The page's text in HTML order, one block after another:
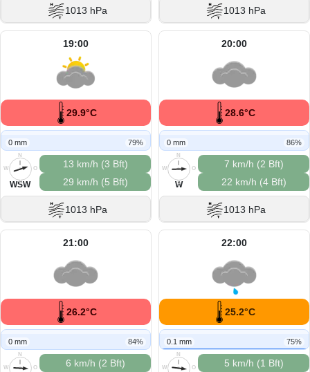
1013 hPa 1013 hPa
19:00
29.9°C
0 mm 79%
N
O
S
W
WSW
13 km/h (3 Bft)
29 km/h (5 Bft)
1013 hPa
20:00
28.6°C
0 mm 86%
N
O
S
W
W
7 km/h (2 Bft)
22 km/h (4 Bft)
1013 hPa
21:00
26.2°C
0 mm 84%
N
O
W
6 km/h (2 Bft)
22:00
25.2°C
0.1 mm 75%
N
O
W
5 km/h (1 Bft)